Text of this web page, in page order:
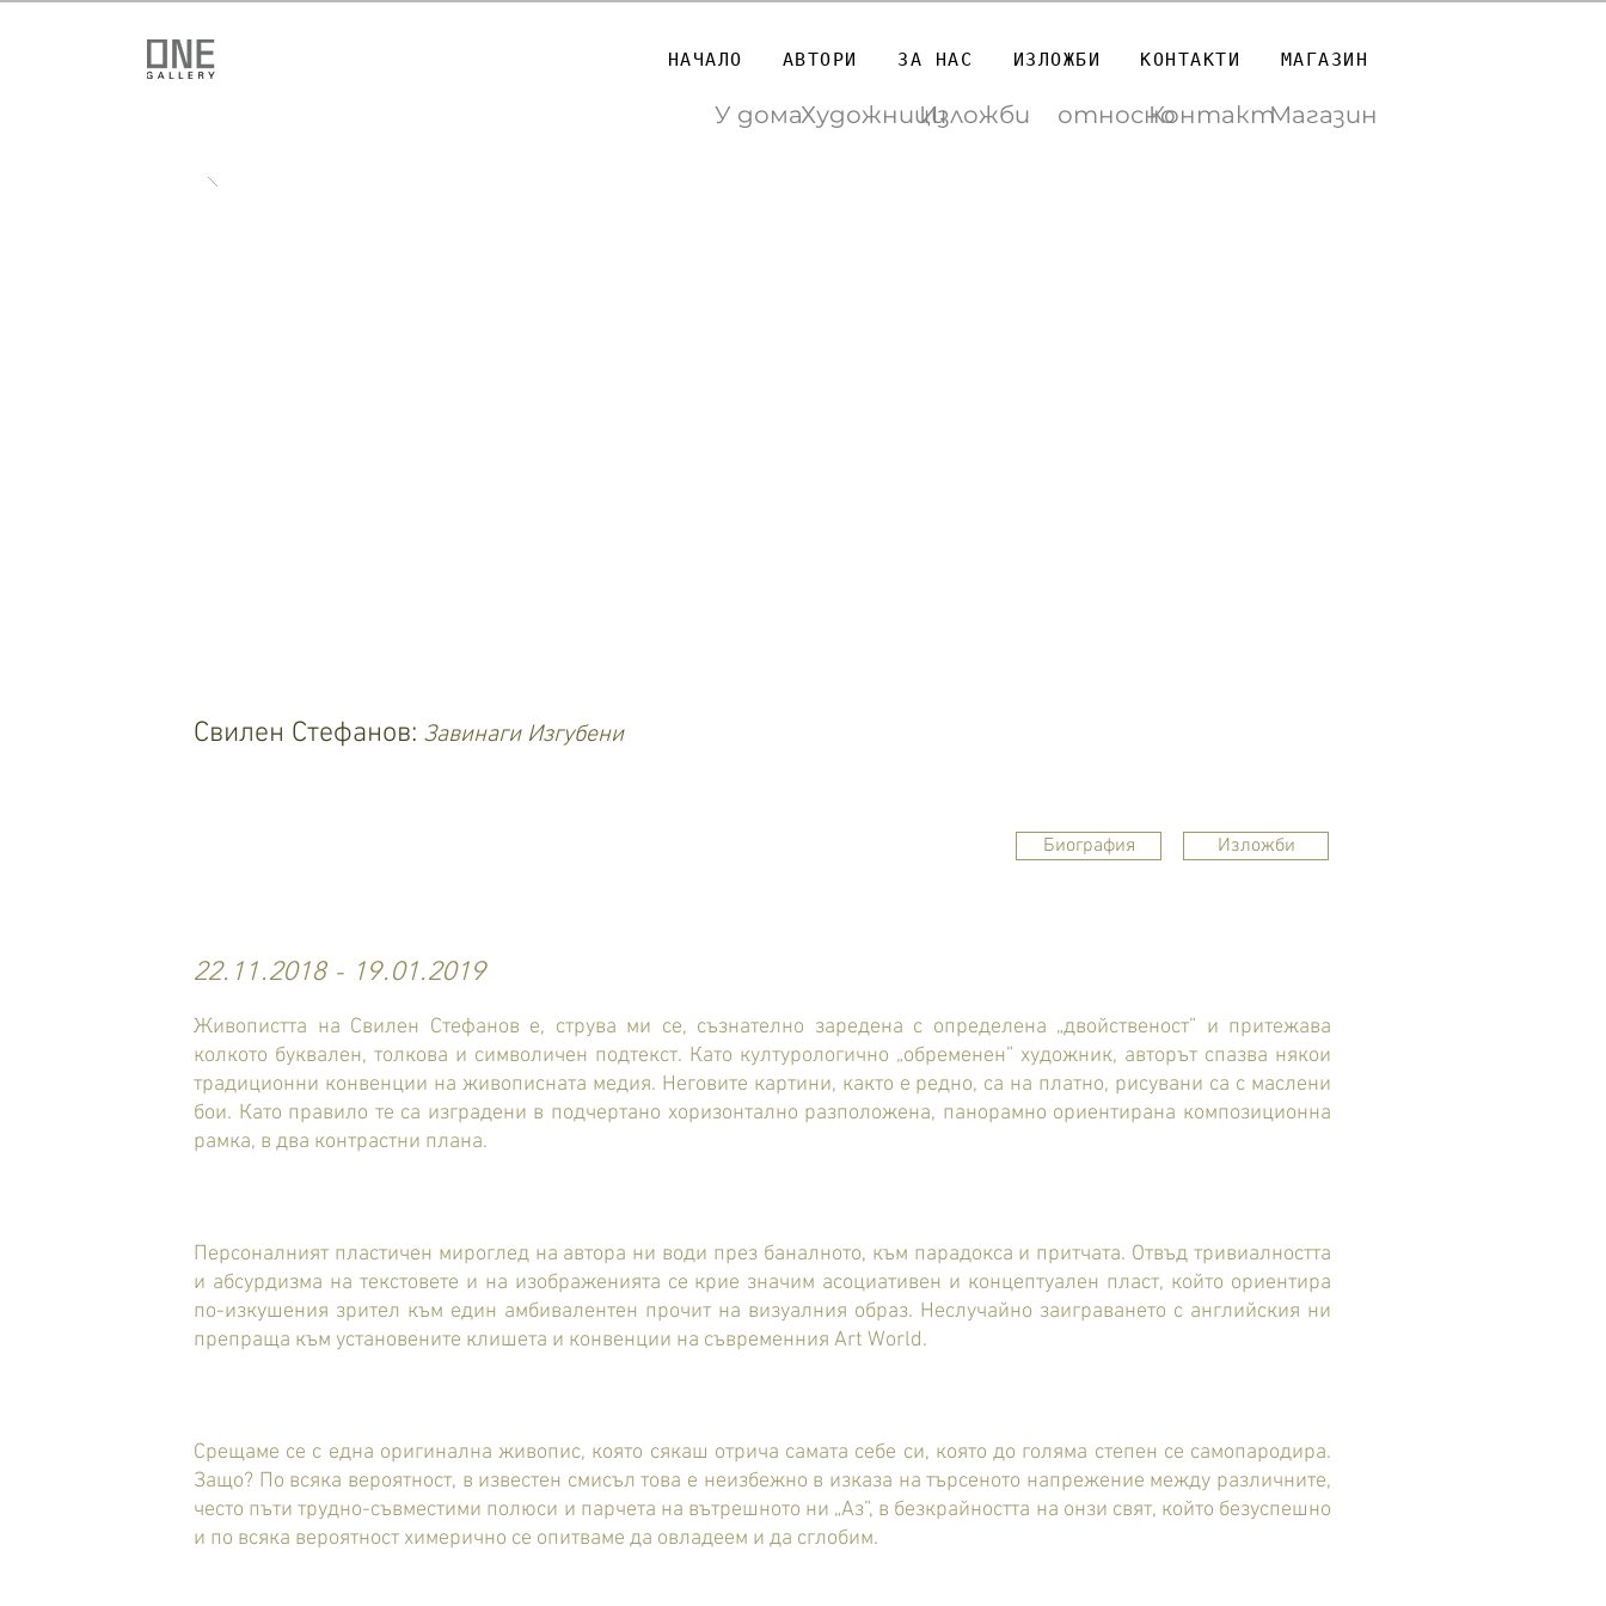
НАЧАЛО АВТОРИ ЗА НАС ИЗЛОЖБИ КОНТАКТИ МАГАЗИН
У домаХудожнициИзложби относноКонтактМагазин
Свилен Стефанов: Завинаги Изгубени
Биография Изложби
22.11.2018 - 19.01.2019
Живопистта на Свилен Стефанов е, струва ми се, съзнателно заредена с определена „двойственост” и притежава
колкото буквален, толкова и символичен подтекст. Като културологично „обременен” художник, авторът спазва някои
традиционни конвенции на живописната медия. Неговите картини, както е редно, са на платно, рисувани са с маслени
бои. Като правило те са изградени в подчертано хоризонтално разположена, панорамно ориентирана композиционна
рамка, в два контрастни плана.
Персоналният пластичен мироглед на автора ни води през баналното, към парадокса и притчата. Отвъд тривиалността
и абсурдизма на текстовете и на изображенията се крие значим асоциативен и концептуален пласт, който ориентира
по-изкушения зрител към един амбивалентен прочит на визуалния образ. Неслучайно заиграването с английския ни
препраща към установените клишета и конвенции на съвременния Art World.
Срещаме се с една оригинална живопис, която сякаш отрича самата себе си, която до голяма степен се самопародира.
Защо? По всяка вероятност, в известен смисъл това е неизбежно в изказа на търсеното напрежение между различните,
често пъти трудно-съвместими полюси и парчета на вътрешното ни „Аз”, в безкрайността на онзи свят, който безуспешно
и по всяка вероятност химерично се опитваме да овладеем и да сглобим.